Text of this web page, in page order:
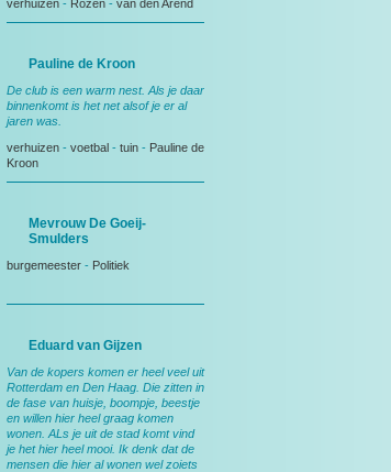
verhuizen - Rozen - van den Arend
Pauline de Kroon
De club is een warm nest. Als je daar
binnenkomt is het net alsof je er al
jaren was.
verhuizen - voetbal - tuin - Pauline de
Kroon
Mevrouw De Goeij-
Smulders
burgemeester - Politiek
Eduard van Gijzen
Van de kopers komen er heel veel uit
Rotterdam en Den Haag. Die zitten in
de fase van huisje, boompje, beestje
en willen hier heel graag komen
wonen. ALs je uit de stad komt vind
je het hier heel mooi. Ik denk dat de
mensen die hier al wonen wel zoiets